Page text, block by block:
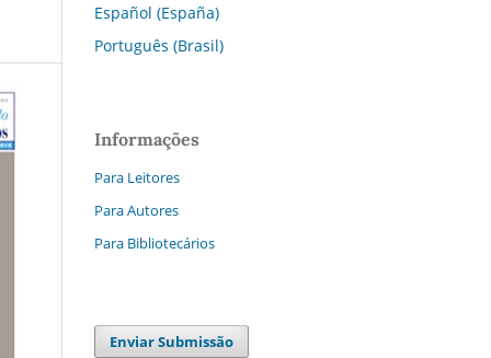
Español (España)
Português (Brasil)
Informações
Para Leitores
Para Autores
Para Bibliotecários
Enviar Submissão